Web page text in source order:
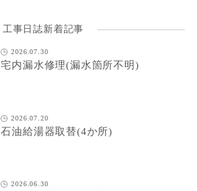
工事日誌新着記事
2026.07.30
宅内漏水修理(漏水箇所不明)
2026.07.20
石油給湯器取替(4か所)
2026.06.30